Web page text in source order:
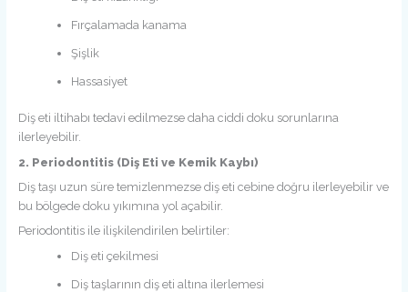
Fırçalamada kanama
Şişlik
Hassasiyet
Diş eti iltihabı tedavi edilmezse daha ciddi doku sorunlarına
ilerleyebilir.
2. Periodontitis (Diş Eti ve Kemik Kaybı)
Diş taşı uzun süre temizlenmezse diş eti cebine doğru ilerleyebilir ve
bu bölgede doku yıkımına yol açabilir.
Periodontitis ile ilişkilendirilen belirtiler:
Diş eti çekilmesi
Diş taşlarının diş eti altına ilerlemesi